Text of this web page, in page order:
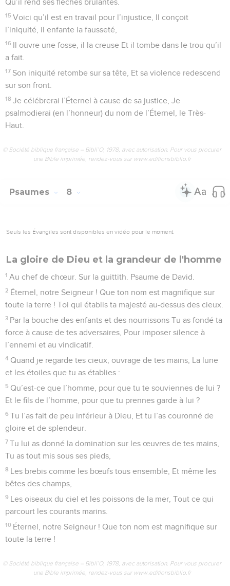
Qu’il rend ses flèches brûlantes.
15 Voici qu’il est en travail pour l’injustice, Il conçoit
l’iniquité, il enfante la fausseté,
16 Il ouvre une fosse, il la creuse Et il tombe dans le trou qu’il
a fait.
17 Son iniquité retombe sur sa tête, Et sa violence redescend
sur son front.
18 Je célébrerai l’Éternel à cause de sa justice, Je
psalmodierai (en l’honneur) du nom de l’Éternel, le Très-
Haut.
© Société biblique française – Bibli’O, 1978, avec autorisation. Pour vous procurer
une Bible imprimée, rendez-vous sur www.editionsbiblio.fr
Psaumes 8
Seuls les Évangiles sont disponibles en vidéo pour le moment.
La gloire de Dieu et la grandeur de l'homme
1 Au chef de chœur. Sur la guittith. Psaume de David.
2 Éternel, notre Seigneur ! Que ton nom est magnifique sur
toute la terre ! Toi qui établis ta majesté au-dessus des cieux.
3 Par la bouche des enfants et des nourrissons Tu as fondé ta
force à cause de tes adversaires, Pour imposer silence à
l’ennemi et au vindicatif.
4 Quand je regarde tes cieux, ouvrage de tes mains, La lune
et les étoiles que tu as établies :
5 Qu’est-ce que l’homme, pour que tu te souviennes de lui ?
Et le fils de l’homme, pour que tu prennes garde à lui ?
6 Tu l’as fait de peu inférieur à Dieu, Et tu l’as couronné de
gloire et de splendeur.
7 Tu lui as donné la domination sur les œuvres de tes mains,
Tu as tout mis sous ses pieds,
8 Les brebis comme les bœufs tous ensemble, Et même les
bêtes des champs,
9 Les oiseaux du ciel et les poissons de la mer, Tout ce qui
parcourt les courants marins.
10 Éternel, notre Seigneur ! Que ton nom est magnifique sur
toute la terre !
© Société biblique française – Bibli’O, 1978, avec autorisation. Pour vous procurer
une Bible imprimée, rendez-vous sur www.editionsbiblio.fr